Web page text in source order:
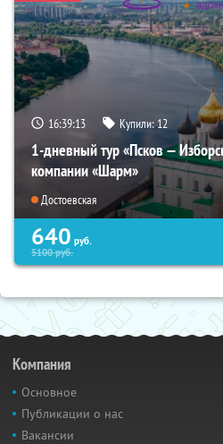
16:39:12 Купили:12
1-дневный тур «Псков —
компании «Шарм»
Достоевская
640 руб.
5100руб.
Компания
Основное
Публикации о нас
Вакансии